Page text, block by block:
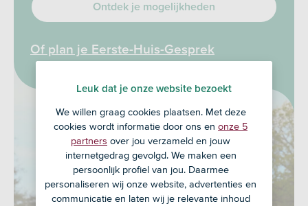
Ontdek je mogelijkheden
Of plan je Eerste-Huis-Gesprek
Leuk dat je onze website bezoekt
We willen graag cookies plaatsen. Met deze
cookies wordt informatie door ons en onze 5
partners over jou verzameld en jouw
internetgedrag gevolgd. We maken een
persoonlijk profiel van jou. Daarmee
personaliseren wij onze website, advertenties en
communicatie en laten wij je relevante inhoud